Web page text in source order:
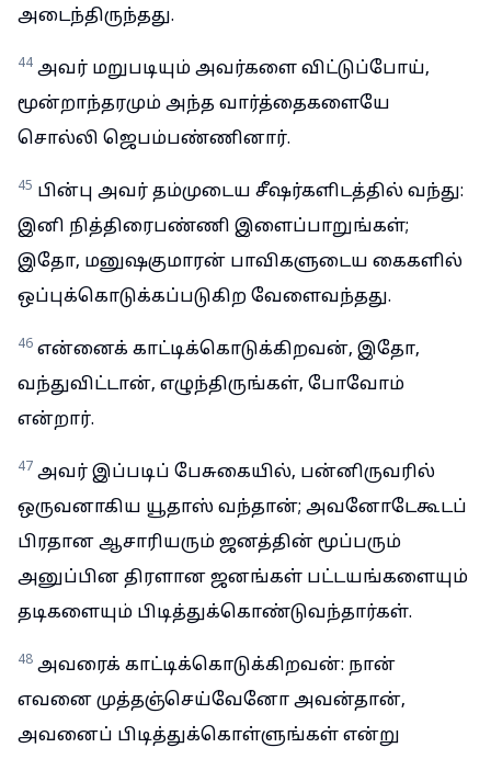
அடைந்திருந்தது.
44 அவர் மறுபடியும் அவர்களை விட்டுப்போய்,
மூன்றாந்தரமும் அந்த வார்த்தைகளையே
சொல்லி ஜெபம்பண்ணினார்.
45 பின்பு அவர் தம்முடைய சீஷர்களிடத்தில் வந்து:
இனி நித்திரைபண்ணி இளைப்பாறுங்கள்;
இதோ, மனுஷகுமாரன் பாவிகளுடைய கைகளில்
ஒப்புக்கொடுக்கப்படுகிற வேளைவந்தது.
46 என்னைக் காட்டிக்கொடுக்கிறவன், இதோ,
வந்துவிட்டான், எழுந்திருங்கள், போவோம்
என்றார்.
47 அவர் இப்படிப் பேசுகையில், பன்னிருவரில்
ஒருவனாகிய யூதாஸ் வந்தான்; அவனோடேகூடப்
பிரதான ஆசாரியரும் ஜனத்தின் மூப்பரும்
அனுப்பின திரளான ஜனங்கள் பட்டயங்களையும்
தடிகளையும் பிடித்துக்கொண்டுவந்தார்கள்.
48 அவரைக் காட்டிக்கொடுக்கிறவன்: நான்
எவனை முத்தஞ்செய்வேனோ அவன்தான்,
அவனைப் பிடித்துக்கொள்ளுங்கள் என்று